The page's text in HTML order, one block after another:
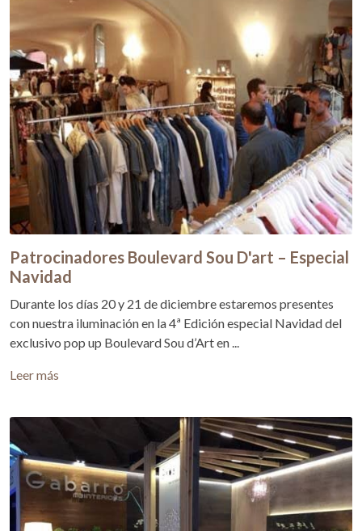
Patrocinadores Boulevard Sou D'art – Especial
Navidad
Durante los días 20 y 21 de diciembre estaremos presentes
con nuestra iluminación en la 4ª Edición especial Navidad del
exclusivo pop up Boulevard Sou d’Art en ...
Leer más